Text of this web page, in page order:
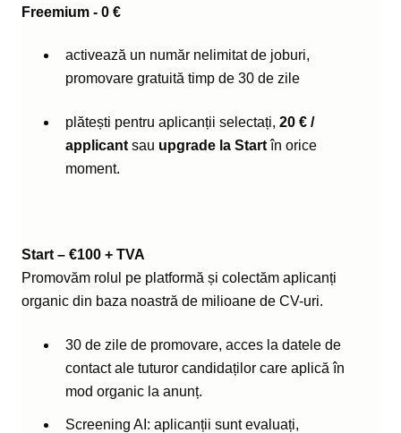
Freemium - 0 €
activează un număr nelimitat de joburi,
promovare gratuită timp de 30 de zile
plătești pentru aplicanții selectați, 20 € /
applicant sau upgrade la Startîn orice
moment.
Start – €100 + TVA
Promovăm rolul pe platformă și colectăm aplicanți
organic din baza noastră de milioane de CV-uri.
30 de zile de promovare, acces la datele de
contact ale tuturor candidaților care aplică în
mod organic la anunț.
Screening AI: aplicanții sunt evaluați,